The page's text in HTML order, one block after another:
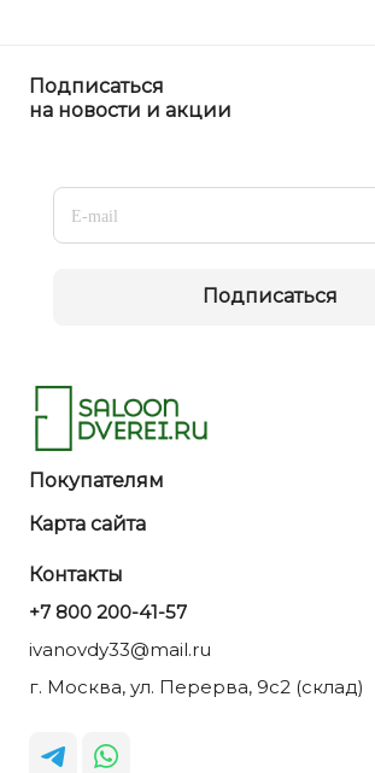
Подписаться
на новости и акции
Подписаться
Покупателям
Карта сайта
Контакты
+7 800 200-41-57
ivanovdy33@mail.ru
г. Москва, ул. Перерва, 9с2 (склад)